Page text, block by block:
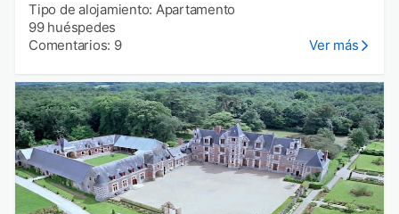
Tipo de alojamiento: Apartamento
99 huéspedes
Comentarios: 9
Ver más